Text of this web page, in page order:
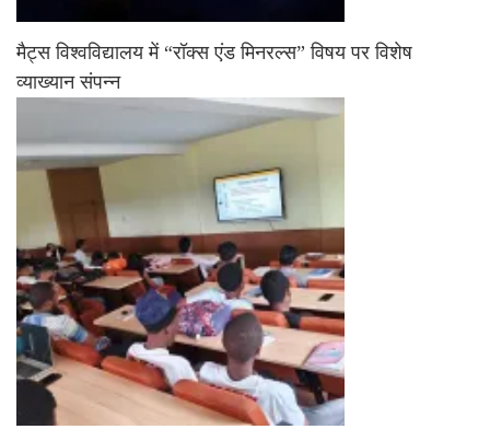
मैट्स विश्वविद्यालय में “रॉक्स एंड मिनरल्स” विषय पर विशेष
व्याख्यान संपन्न